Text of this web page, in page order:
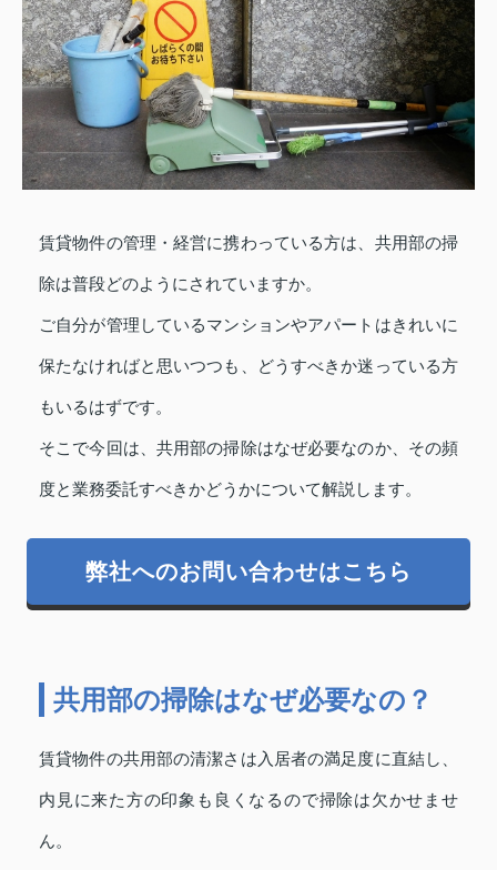
賃貸物件の管理・経営に携わっている方は、共用部の掃
除は普段どのようにされていますか。
ご自分が管理しているマンションやアパートはきれいに
保たなければと思いつつも、どうすべきか迷っている方
もいるはずです。
そこで今回は、共用部の掃除はなぜ必要なのか、その頻
度と業務委託すべきかどうかについて解説します。
弊社へのお問い合わせはこちら
共用部の掃除はなぜ必要なの？
賃貸物件の共用部の清潔さは入居者の満足度に直結し、
内見に来た方の印象も良くなるので掃除は欠かせませ
ん。